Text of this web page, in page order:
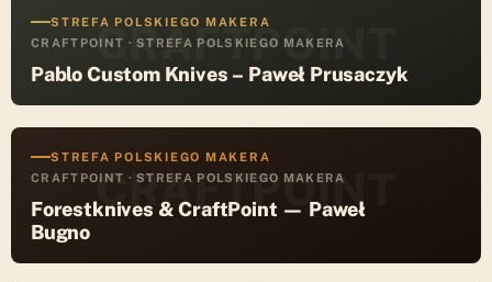
CRAFTPOINT
STREFA POLSKIEGO MAKERA
CRAFTPOINT · STREFA POLSKIEGO MAKERA
Pablo Custom Knives – Paweł Prusaczyk
CRAFTPOINT
STREFA POLSKIEGO MAKERA
CRAFTPOINT · STREFA POLSKIEGO MAKERA
Forestknives & CraftPoint — Paweł
Bugno